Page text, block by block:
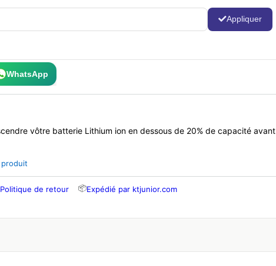
Appliquer
WhatsApp
vôtre batterie Lithium ion en dessous de 20% de capacité avant
produit
Politique de retour 📦Expédié par ktjunior.com